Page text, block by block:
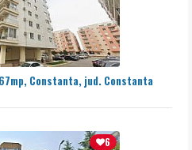
Constanta, jud. Constanta
6